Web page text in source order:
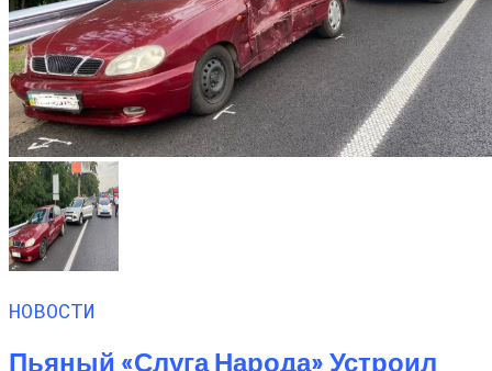
НОВОСТИ
Пьяный «слуга Народа» Устроил